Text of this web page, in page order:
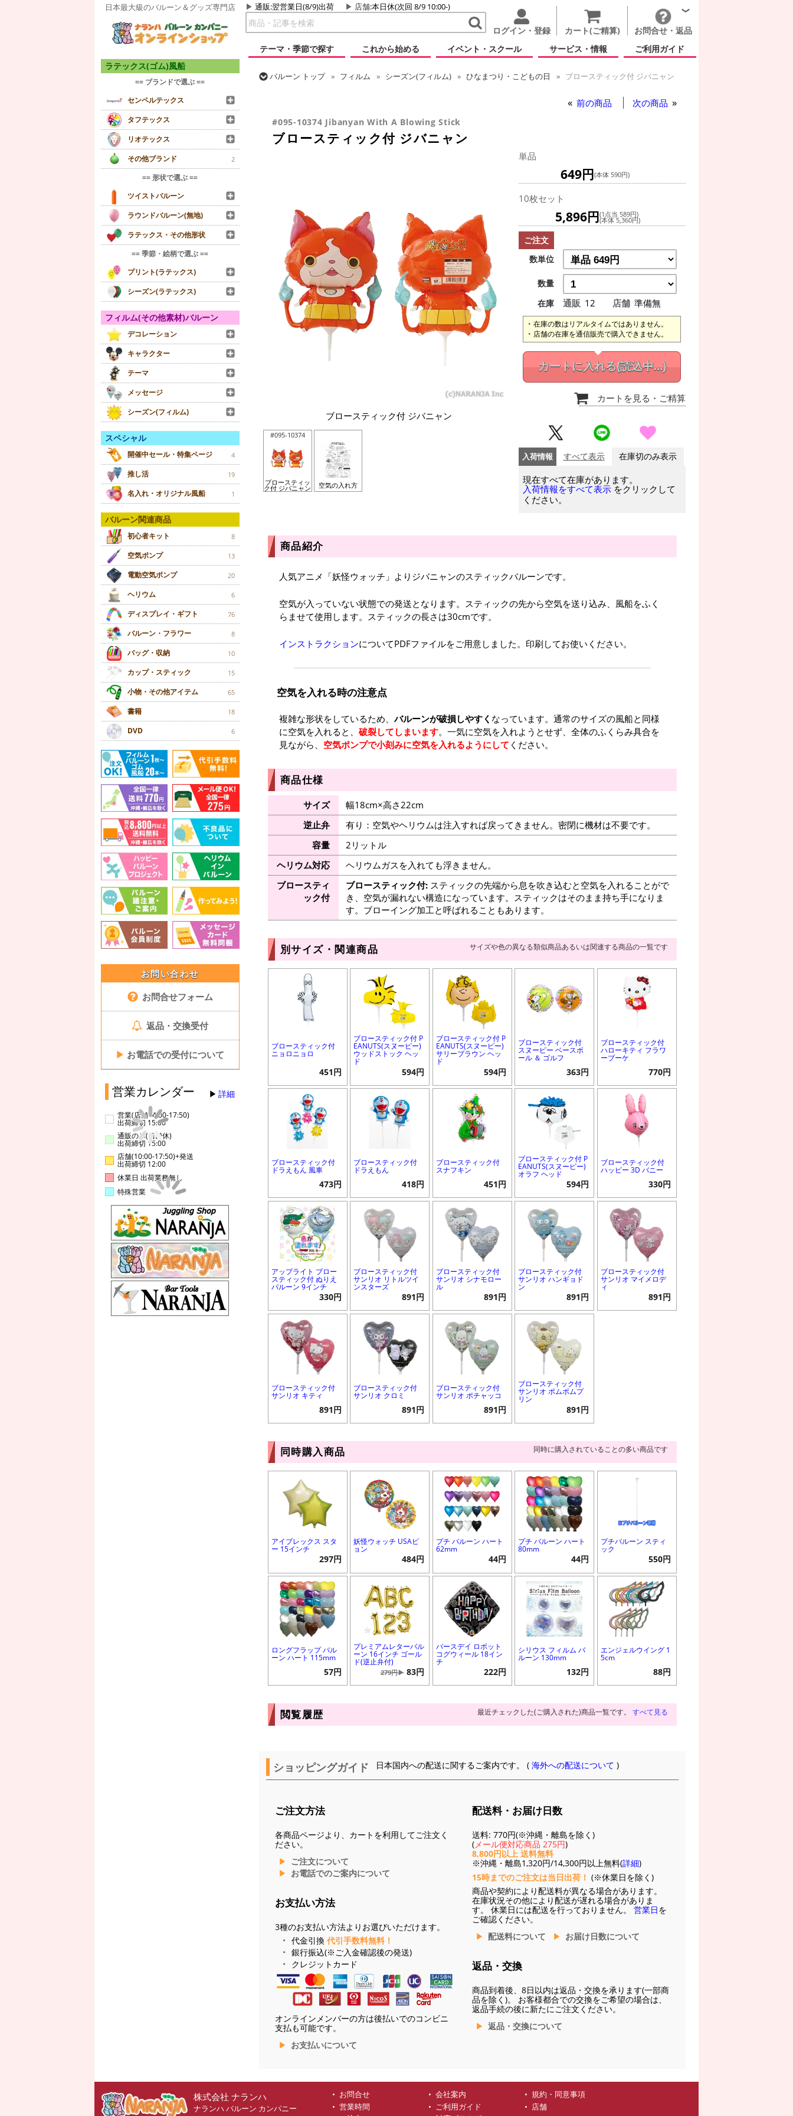
日本最大級のバルーン＆グッズ専門店 通販:翌営業日(8/9)出荷 店舗:本日休(次回 8/9 10:00-)
ログイン・登録 カート(ご精算)
お問合せ・返品
テーマ・季節で探す
これから始める イベント・スクール サービス・情報 ご利用ガイド
ラテックス(ゴム)風船
== ブランドで選ぶ ==
センペルテックス
タフテックス
リオテックス
その他ブランド
2
== 形状で選ぶ ==
ツイストバルーン
ラウンドバルーン(無地)
ラテックス・その他形状
== 季節・絵柄で選ぶ ==
プリント(ラテックス)
シーズン(ラテックス)
フィルム(その他素材)バルーン
デコレーション
キャラクター
テーマ
メッセージ
シーズン(フィルム)
スペシャル
開催中セール・特集ページ 4
推し活 19
名入れ・オリジナル風船 1
バルーン関連商品
初心者キット 8
空気ポンプ 13
電動空気ポンプ 20
ヘリウム 6
ディスプレイ・ギフト 76
バルーン・フラワー 8
バッグ・収納 10
カップ・スティック 15
小物・その他アイテム 65
書籍 18
DVD 6
お問い合わせ
お問合せフォーム
返品・交換受付
▶ お電話での受付について
営業カレンダー 詳細
営業(店舗14:00-17:50)
出荷締切 15:00
通販のみ(店舗休)
出荷締切 15:00
店舗(10:00-17:50)+発送
出荷締切 12:00
休業日 出荷業務無し
特殊営業
バルーン トップ フィルム シーズン(フィルム) ひなまつり・こどもの日
ブロースティック付 ジバニャン
前の商品 次の商品
#095-10374 Jibanyan With A Blowing Stick
ブロースティック付 ジバニャン
ブロースティック付 ジバニャン
#095-10374
ブロースティッ
ク付 ジバニャン 空気の入れ方
単品
649円(本体 590円)
10枚セット
5,896円(1点当 589円)
(本体 5,360円)
ご注文
数単位
数量
在庫
通販 12 店舗 準備無
在庫の数はリアルタイムではありません。
店舗の在庫を通信販売で購入できません。
カートに入れる(読込中...)
カートを見る ・ご精算
入荷情報 すべて表示 在庫切のみ表示
現在すべて在庫があります。
入荷情報をすべて表示 をクリックして
ください。
商品紹介
人気アニメ「妖怪ウォッチ」よりジバニャンのスティックバルーンです。
空気が入っていない状態での発送となります。スティックの先から空気を送り込み、風船をふく
らませて使用します。スティックの長さは30cmです。
インストラクションについてPDFファイルをご用意しました。印刷してお使いください。
空気を入れる時の注意点
複雑な形状をしているため、バルーンが破損しやすく なっています。通常のサイズの風船と同様
に空気を入れると、 破裂してしまいます。一気に空気を入れようとせず、全体のふくらみ具合を
見ながら、 空気ポンプで小刻みに空気を入れるようにして ください。
商品仕様
サイズ
幅18cm×高さ22cm
逆止弁
有り：空気やヘリウムは注入すれば戻ってきません。密閉に機材は不要です。
容量
2リットル
ヘリウム対応
ヘリウムガスを入れても浮きません。
ブロースティ
ック付
ブロースティック付:スティックの先端から息を吹き込むと空気を入れることがで
き、空気が漏れない構造になっています。スティックはそのまま持ち手になりま
す。ブローイング加工と呼ばれることもあります。
別サイズ・関連商品 サイズや色の異なる類似商品あるいは関連する商品の一覧です
ブロースティック付
ニョロニョロ
451円
ブロースティック付 P
EANUTS(スヌーピー)
ウッドストック ヘッ
ド
594円
ブロースティック付 P
EANUTS(スヌーピー)
サリーブラウン ヘッ
ド
594円
ブロースティック付
スヌーピー ベースボ
ール ＆ ゴルフ
363円
ブロースティック付
ハローキティ フラワ
ーブーケ
770円
ブロースティック付
ドラえもん 風車
473円
ブロースティック付
ドラえもん
418円
ブロースティック付
スナフキン
451円
ブロースティック付 P
EANUTS(スヌーピー)
オラフ ヘッド
594円
ブロースティック付
ハッピー 3D バニー
330円
アップライト ブロー
スティック付 ぬりえ
バルーン 9インチ
330円
ブロースティック付
サンリオ リトルツイ
ンスターズ
891円
ブロースティック付
サンリオ シナモロー
ル
891円
ブロースティック付
サンリオ ハンギョド
ン
891円
ブロースティック付
サンリオ マイメロデ
ィ
891円
ブロースティック付
サンリオ キティ
891円
ブロースティック付
サンリオ クロミ
891円
ブロースティック付
サンリオ ポチャッコ
891円
ブロースティック付
サンリオ ポムポムプ
リン
891円
同時購入商品 同時に購入されていることの多い商品です
アイブレックス スタ
ー 15インチ
297円
妖怪ウォッチ USAピ
ョン
484円
プチ バルーン ハート
62mm
44円
プチ バルーン ハート
80mm
44円
プチバルーン スティ
ック
550円
ロングフラップ バル
ーン ハート 115mm
57円
プレミアムレターバル
ーン 16インチ ゴール
ド(逆止弁付)
279円▶ 83円
バースデイ ロボット
コグウィール 18イン
チ
222円
シリウス フィルム バ
ルーン 130mm
132円
エンジェルウイング 1
5cm
88円
閲覧履歴 最近チェックした(ご購入された)商品一覧です。 すべて見る
ショッピングガイド 日本国内への配送に関するご案内です。 (海外への配送について )
ご注文方法
各商品ページより、カートを利用してご注文く
ださい。
ご注文について
お電話でのご案内について
お支払い方法
3種のお支払い方法よりお選びいただけます。
代金引換 代引手数料無料！
銀行振込(※ご入金確認後の発送)
クレジットカード
オンラインメンバーの方は後払いでのコンビニ
支払も可能です。
お支払いについて
配送料・お届け日数
送料: 770円(※沖縄・離島を除く)
(メール便対応商品 275円)
8,800円以上 送料無料
※沖縄・離島1,320円/14,300円以上無料(詳細)
15時までのご注文は当日出荷！ (※休業日を除く)
商品や契約により配送料が異なる場合があります。
在庫状況その他により配送が遅れる場合がありま
す。 休業日には配送を行っておりません。 営業日を
ご確認ください。
配送料について
お届け日数について
返品・交換
商品到着後、8日以内は返品・交換を承ります(一部商
品を除く)。 お客様都合での交換をご希望の場合は、
返品手続の後に新たにご注文ください。
返品・交換について
株式会社 ナランハ
ナランハ バルーン カンパニー
お問合せ 会社案内
規約・同意事項
営業時間
ご利用ガイド
店舗